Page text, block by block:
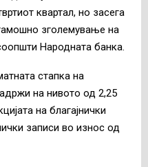
квартал, но засега
зголемување на
Народната банка.
стапка на
на нивото од 2,25
на благајнички
записи во износ од